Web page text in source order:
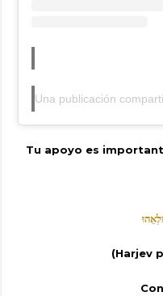
Tu apoyo es
(Harjev